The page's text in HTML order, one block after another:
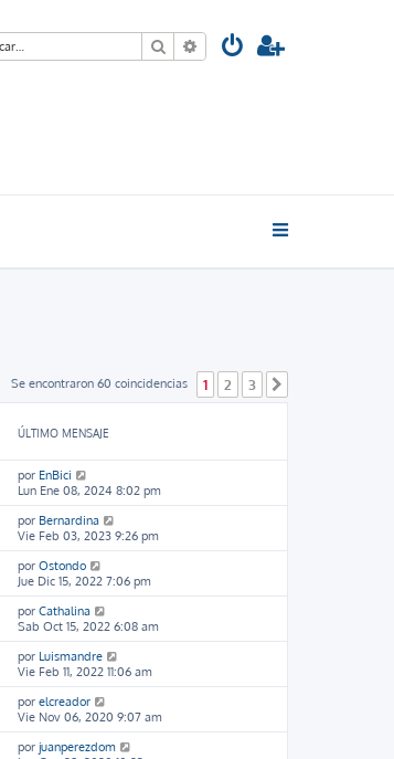
Buscar Búsqueda avanzada
Se encontraron 60 coincidencias 1 2 3
ÚLTIMO MENSAJE
por EnBici
Lun Ene 08, 2024 8:02 pm
por Bernardina
Vie Feb 03, 2023 9:26 pm
por Ostondo
Jue Dic 15, 2022 7:06 pm
por Cathalina
Sab Oct 15, 2022 6:08 am
por Luismandre
Vie Feb 11, 2022 11:06 am
por elcreador
Vie Nov 06, 2020 9:07 am
por juanperezdom